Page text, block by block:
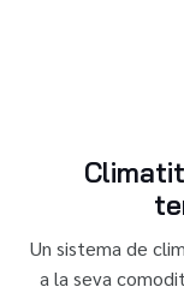
Un sistema de
a la seva